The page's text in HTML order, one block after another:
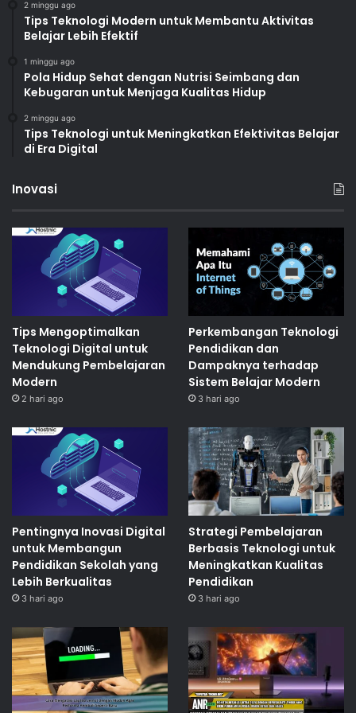
2 minggu ago
Tips Teknologi Modern untuk Membantu Aktivitas
Belajar Lebih Efektif
1 minggu ago
Pola Hidup Sehat dengan Nutrisi Seimbang dan
Kebugaran untuk Menjaga Kualitas Hidup
2 minggu ago
Tips Teknologi untuk Meningkatkan Efektivitas Belajar
di Era Digital
Inovasi
Tips Mengoptimalkan
Teknologi Digital untuk
Mendukung Pembelajaran
Modern
2 hari ago
Perkembangan Teknologi
Pendidikan dan
Dampaknya terhadap
Sistem Belajar Modern
3 hari ago
Pentingnya Inovasi Digital
untuk Membangun
Pendidikan Sekolah yang
Lebih Berkualitas
3 hari ago
Strategi Pembelajaran
Berbasis Teknologi untuk
Meningkatkan Kualitas
Pendidikan
3 hari ago